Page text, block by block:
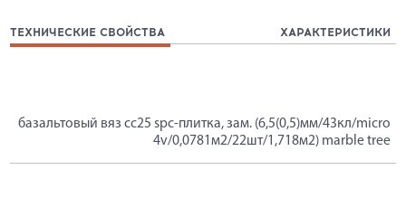
ТЕХНИЧЕСКИЕ СВОЙСТВА ХАРАКТЕРИСТИКИ
базальтовый вяз cc25 spc-плитка, зам. (6,5(0,5)мм/43кл/micro
4v/0,0781м2/22шт/1,718м2) marble tree